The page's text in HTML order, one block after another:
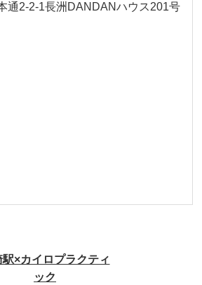
通2-2-1長洲DANDANハウス201号
駅×カイロプラクティ
ック